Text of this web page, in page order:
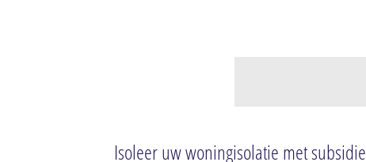
Isoleer uw woningisolatie met subsidie